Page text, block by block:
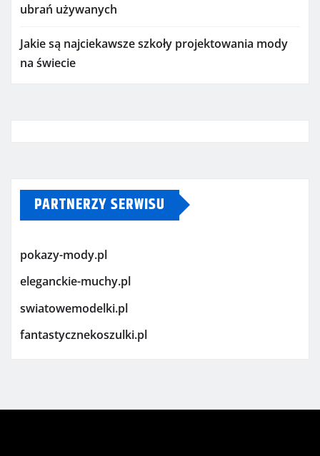
ubrań używanych
Jakie są najciekawsze szkoły projektowania mody
na świecie
PARTNERZY SERWISU
pokazy-mody.pl
eleganckie-muchy.pl
swiatowemodelki.pl
fantastycznekoszulki.pl